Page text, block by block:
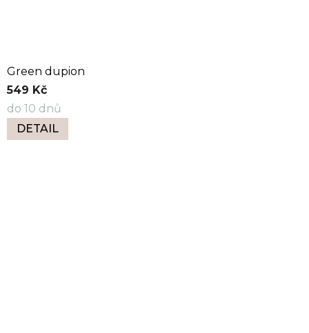
Green dupion
549 Kč
do 10 dnů
DETAIL